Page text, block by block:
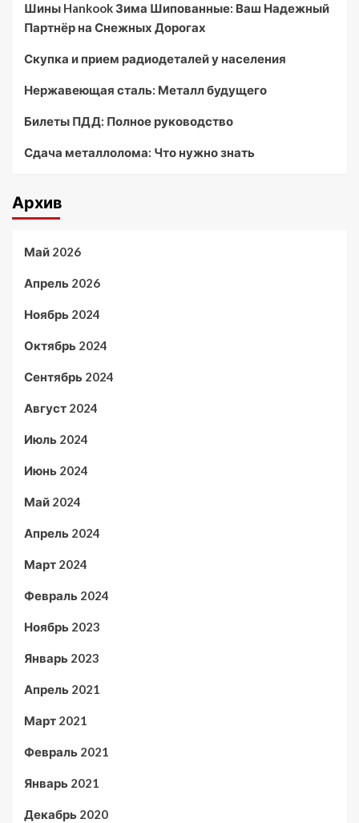
Шины Hankook Зима Шипованные: Ваш Надежный
Партнёр на Снежных Дорогах
Скупка и прием радиодеталей у населения
Нержавеющая сталь: Металл будущего
Билеты ПДД: Полное руководство
Сдача металлолома: Что нужно знать
Архив
Май 2026
Апрель 2026
Ноябрь 2024
Октябрь 2024
Сентябрь 2024
Август 2024
Июль 2024
Июнь 2024
Май 2024
Апрель 2024
Март 2024
Февраль 2024
Ноябрь 2023
Январь 2023
Апрель 2021
Март 2021
Февраль 2021
Январь 2021
Декабрь 2020